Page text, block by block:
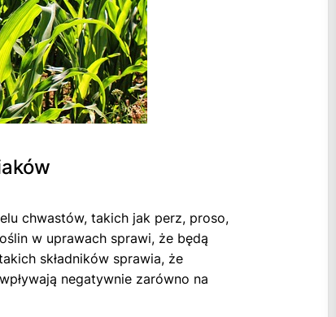
chwastów, takich jak perz, proso,
w uprawach sprawi, że będą
składników sprawia, że
negatywnie zarówno na